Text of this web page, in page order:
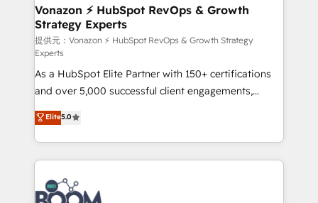
➤ L’intégration de CRM et de méthodologie RevOps
pour aligner les équipes marketing, commerciales et
support client (data migration, synchronisation API,
audit et maintenance) ➤ La création de sites internet
de conversion qui transforment les visiteurs en
opportunités d'affaires ➤ La mise en place de
stratégies d'acquisition marketing (SEO, SEA,
inbound, automatisation marketing, ABM, IA,
emailing) Informations clés : - 10 ans d'expérience -
100+ intégrations CRM HubSpot réussies - 40
experts conseil - 150 certifications HubSpot
cumulées
Vonazon ⚡ HubSpot RevOps & Growth
Strategy Experts
提供元：Vonazon ⚡ HubSpot RevOps & Growth Strategy
Experts
As a HubSpot Elite Partner with 150+ certifications
and over 5,000 successful client engagements,
Vonazon turns marketing complexity into
measurable, scalable growth. From onboarding to
enterprise-grade campaigns, our in-house team
builds scalable strategies that drive long-term
revenue. ⚙️ HubSpot Integration & Optimization •
Seamless CRM, CMS, and automation setup •
Elite5.0